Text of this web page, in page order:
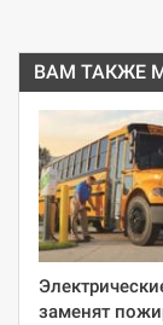
ВАМ ТАКЖЕ
заменят